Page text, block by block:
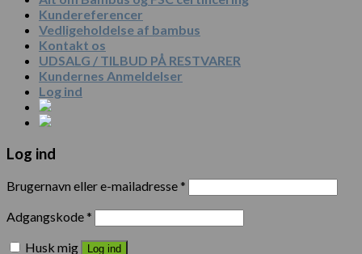
Kundereferencer
Vedligeholdelse af bambus
Kontakt os
UDSALG / TILBUD PÅ RESTVARER
Kundernes Anmeldelser
Log ind
Log ind
Brugernavn eller e-mailadresse*
Adgangskode*
Husk mig
Log ind